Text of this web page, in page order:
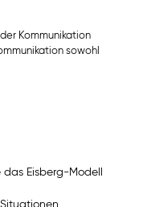
Kommunikation
sowohl
Eisberg-Modell